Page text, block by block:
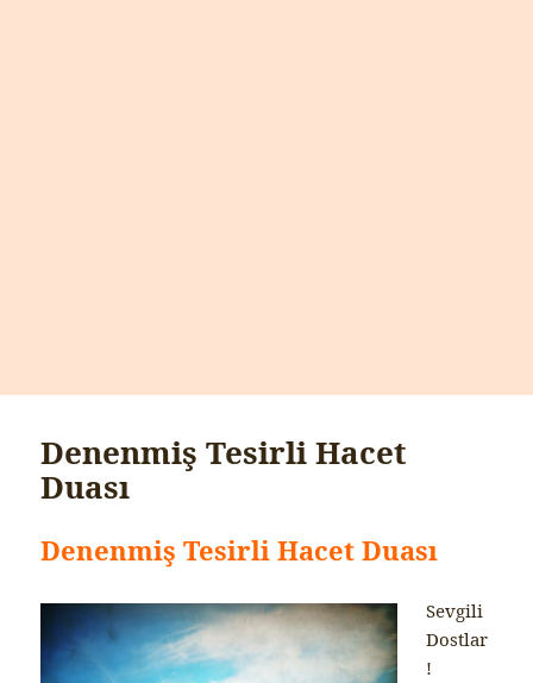
Denenmiş Tesirli Hacet
Duası
Denenmiş Tesirli Hacet Duası
Sevgili
Dostlar
!